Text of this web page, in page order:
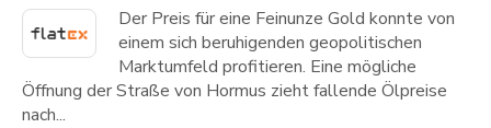
Der Preis für eine Feinunze Gold konnte von
einem sich beruhigenden geopolitischen
Marktumfeld profitieren. Eine mögliche
Öffnung der Straße von Hormus zieht fallende Ölpreise
nach...